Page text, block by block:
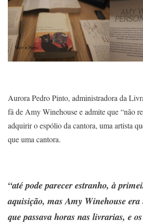
Aurora Pedro Pinto, administradora da
fâ de Amy Winehouse e admite que “não
adquirir o espólio da cantora, uma artista
que uma cantora.
“até pode parecer estranho, à
aquisição, mas Amy Winehouse
que passava horas nas livrarias, e